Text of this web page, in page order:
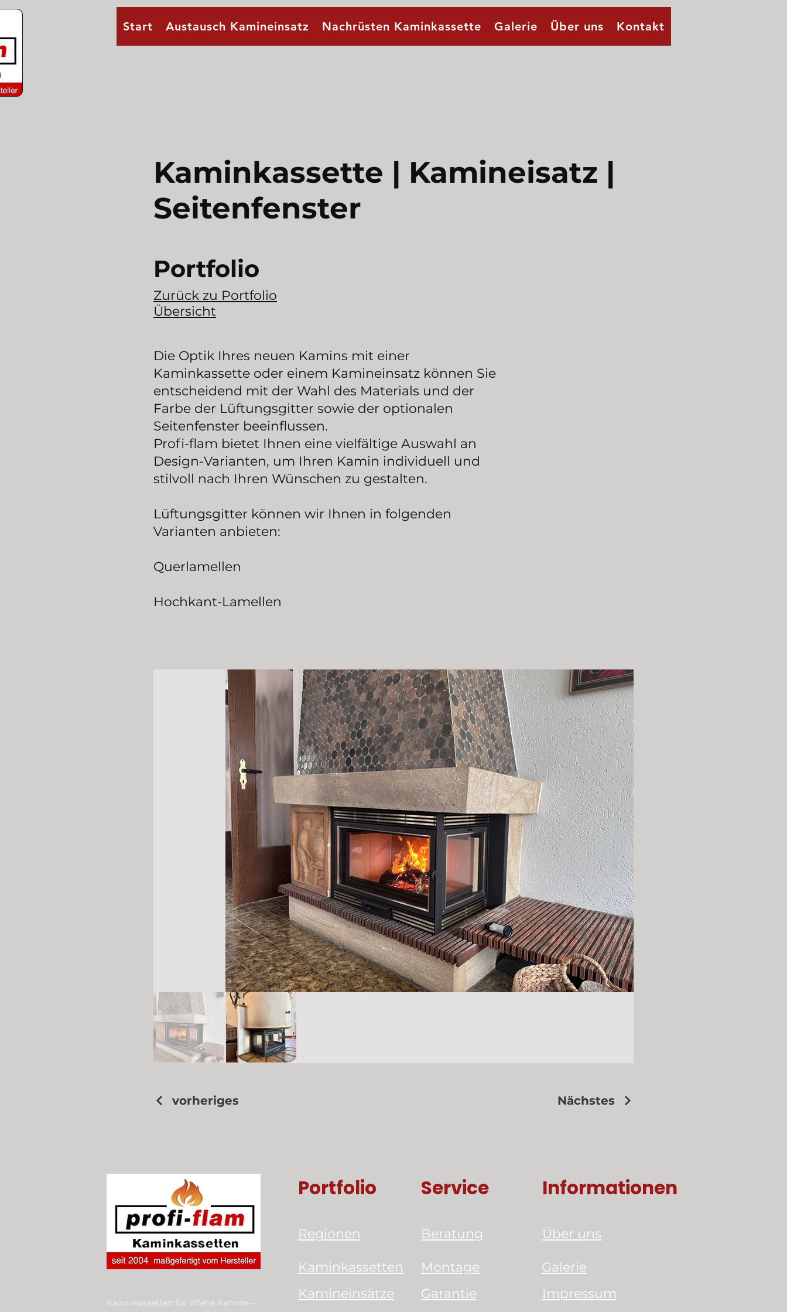
Start Austausch Kamineinsatz Nachrüsten Kaminkassette Galerie Über uns Kontakt
Kaminkassette | Kamineisatz |
Seitenfenster
Portfolio
Zurück zu Portfolio
Übersicht
Die Optik Ihres neuen Kamins mit einer
Kaminkassette oder einem Kamineinsatz können Sie
entscheidend mit der Wahl des Materials und der
Farbe der Lüftungsgitter sowie der optionalen
Seitenfenster beeinflussen.
Profi-flam bietet Ihnen eine vielfältige Auswahl an
Design-Varianten, um Ihren Kamin individuell und
stilvoll nach Ihren Wünschen zu gestalten.
​Lüftungsgitter können wir Ihnen in folgenden
Varianten anbieten:
Querlamellen
Hochkant-Lamellen
vorheriges Nächstes
Kaminkassetten für offene Kamine –
Portfolio Service Informationen
Regionen Beratung Über uns
Kaminkassetten
Kamineinsätze
Montage
Galerie
Garantie
Impressum